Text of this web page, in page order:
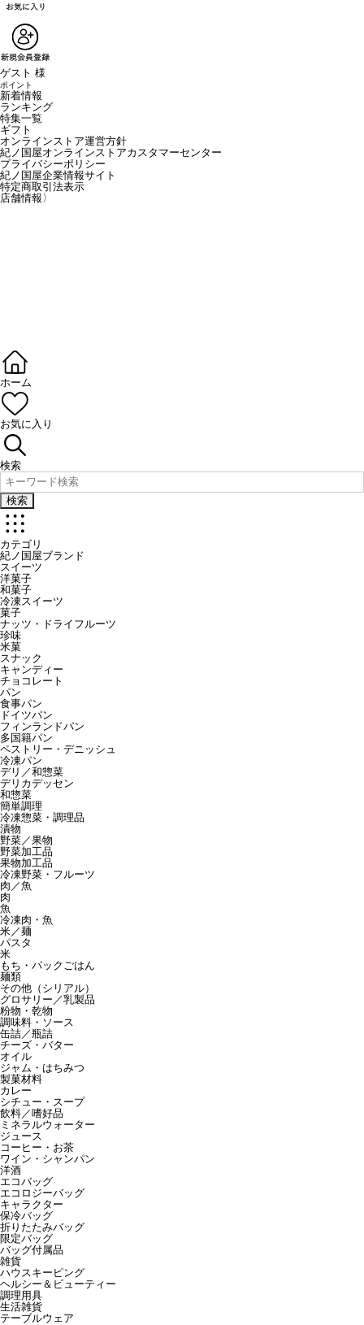
ゲスト 様
ポイント
新着情報
ランキング
特集一覧
ギフト
オンラインストア運営方針
紀ノ国屋オンラインストアカスタマーセンター
プライバシーポリシー
紀ノ国屋企業情報サイト
特定商取引法表示
店舗情報 〉
ホーム
お気に入り
検索
検索
カテゴリ
紀ノ国屋ブランド
スイーツ
洋菓子
和菓子
冷凍スイーツ
菓子
ナッツ・ドライフルーツ
珍味
米菓
スナック
キャンディー
チョコレート
パン
食事パン
ドイツパン
フィンランドパン
多国籍パン
ペストリー・デニッシュ
冷凍パン
デリ／和惣菜
デリカデッセン
和惣菜
簡単調理
冷凍惣菜・調理品
漬物
野菜／果物
野菜加工品
果物加工品
冷凍野菜・フルーツ
肉／魚
肉
魚
冷凍肉・魚
米／麺
パスタ
米
もち・パックごはん
麺類
その他（シリアル）
グロサリー／乳製品
粉物・乾物
調味料・ソース
缶詰／瓶詰
チーズ・バター
オイル
ジャム・はちみつ
製菓材料
カレー
シチュー・スープ
飲料／嗜好品
ミネラルウォーター
ジュース
コーヒー・お茶
ワイン・シャンパン
洋酒
エコバッグ
エコロジーバッグ
キャラクター
保冷バッグ
折りたたみバッグ
限定バッグ
バッグ付属品
雑貨
ハウスキーピング
ヘルシー＆ビューティー
調理用具
生活雑貨
テーブルウェア